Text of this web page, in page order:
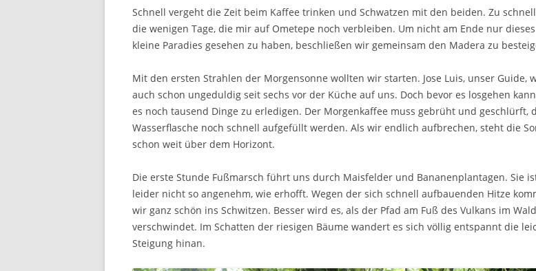
Schnell vergeht die Zeit beim Kaffee trinken und Schwatzen mit den beiden. Zu
die wenigen Tage, die mir auf Ometepe noch verbleiben. Um nicht am Ende nur dieses
kleine Paradies gesehen zu haben, beschließen wir gemeinsam den Madera zu
Mit den ersten Strahlen der Morgensonne wollten wir starten. Jose Luis, unser Guide,
auch schon ungeduldig seit sechs vor der Küche auf uns. Doch bevor es losgehen
es noch tausend Dinge zu erledigen. Der Morgenkaffee muss gebrüht und geschlürft,
Wasserflasche noch schnell aufgefüllt werden. Als wir endlich aufbrechen, steht die
schon weit über dem Horizont.
Die erste Stunde Fußmarsch führt uns durch Maisfelder und Bananenplantagen. Sie
leider nicht so angenehm, wie erhofft. Wegen der sich schnell aufbauenden Hitze
wir ganz schön ins Schwitzen. Besser wird es, als der Pfad am Fuß des Vulkans im Wald
verschwindet. Im Schatten der riesigen Bäume wandert es sich völlig entspannt die
Steigung hinan.